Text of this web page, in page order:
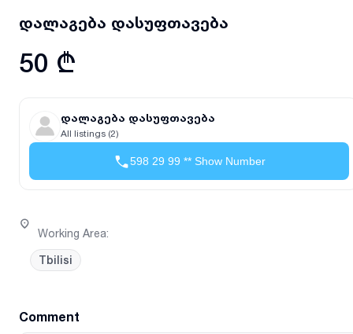
დალაგება დასუფთავება
50 ₾
დალაგება დასუფთავება
All listings (2)
598 29 99 ** Show Number
Working Area:
Tbilisi
Comment